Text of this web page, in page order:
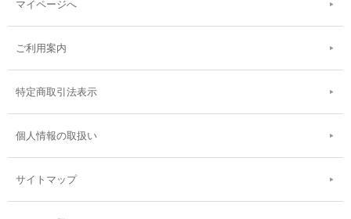
マイページへ
ご利用案内
特定商取引法表示
個人情報の取扱い
サイトマップ